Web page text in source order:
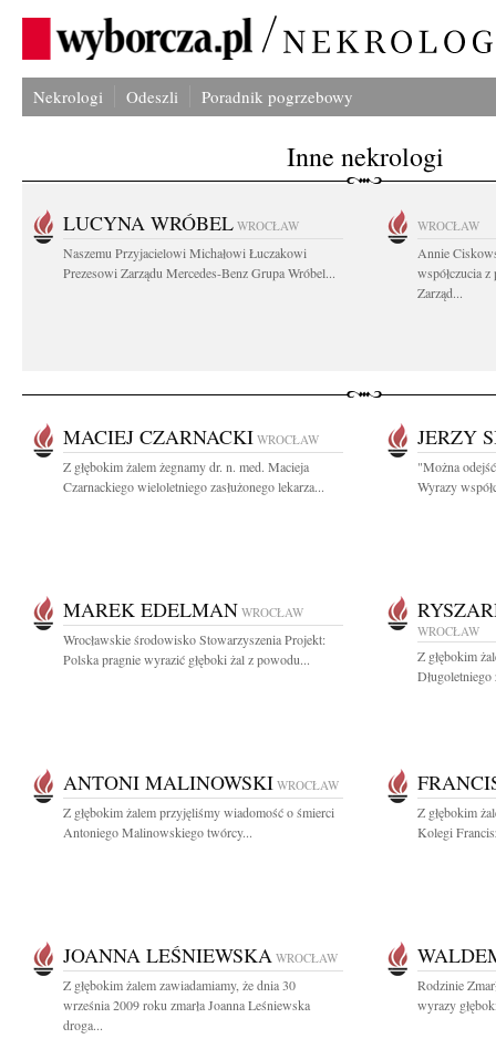
Nekrologi Odeszli Poradnik pogrzebowy
Inne nekrologi
LUCYNA WRÓBEL WROCŁAW
Naszemu Przyjacielowi Michałowi Łuczakowi
Prezesowi Zarządu Mercedes-Benz Grupa Wróbel...
WROCŁAW
Annie
współczucia
Zarząd...
MACIEJ CZARNACKI WROCŁAW
Z głębokim żalem żegnamy dr. n. med. Macieja
Czarnackiego wieloletniego zasłużonego lekarza...
JERZY
"Można
Wyrazy
MAREK EDELMAN WROCŁAW
Wrocławskie środowisko Stowarzyszenia Projekt:
Polska pragnie wyrazić głęboki żal z powodu...
WROCŁAW
Z głębokim
Długoletniego
ANTONI MALINOWSKI WROCŁAW
Z głębokim żalem przyjęliśmy wiadomość o śmierci
Antoniego Malinowskiego twórcy...
Z głębokim
Kolegi
JOANNA LEŚNIEWSKA WROCŁAW
Z głębokim żalem zawiadamiamy, że dnia 30
września 2009 roku zmarła Joanna Leśniewska
droga...
Rodzinie
wyrazy